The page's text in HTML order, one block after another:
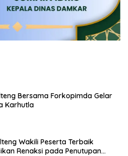
Bersama Forkopimda Gelar
Karhutla
Wakili Peserta Terbaik
Renaksi pada Penutupan